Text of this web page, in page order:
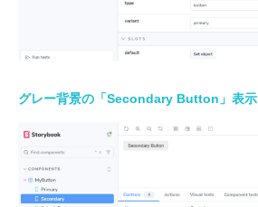
グレー背景の「Secondary Button」表示